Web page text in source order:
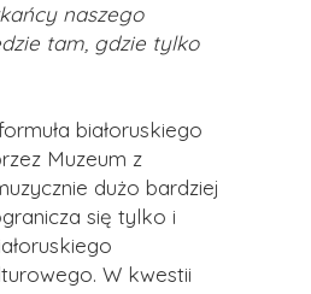
naszego
tam, gdzie tylko
białoruskiego
Muzeum z
dużo bardziej
się tylko i
W kwestii